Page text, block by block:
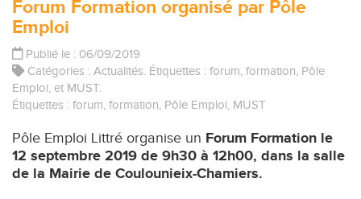
Forum Formation organisé par Pôle
Emploi
Publié le : 06/09/2019
Catégories : Actualités. Étiquettes : forum, formation, Pôle
Emploi, et MUST.
Étiquettes : forum, formation, Pôle Emploi, MUST
Pôle Emploi Littré organise un Forum Formation le
12 septembre 2019 de 9h30 à 12h00, dans la salle
de la Mairie de Coulounieix-Chamiers.